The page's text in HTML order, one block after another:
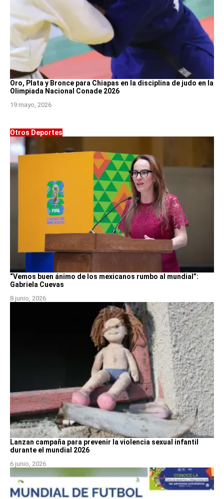
Oro, Plata y Bronce para Chiapas en la disciplina de judo en la
Olimpiada Nacional Conade 2026
19 mayo, 2026
Otros Deportes
“Vemos buen ánimo de los mexicanos rumbo al mundial”:
Gabriela Cuevas
8 junio, 2026
Lanzan campaña para prevenir la violencia sexual infantil
durante el mundial 2026
6 junio, 2026